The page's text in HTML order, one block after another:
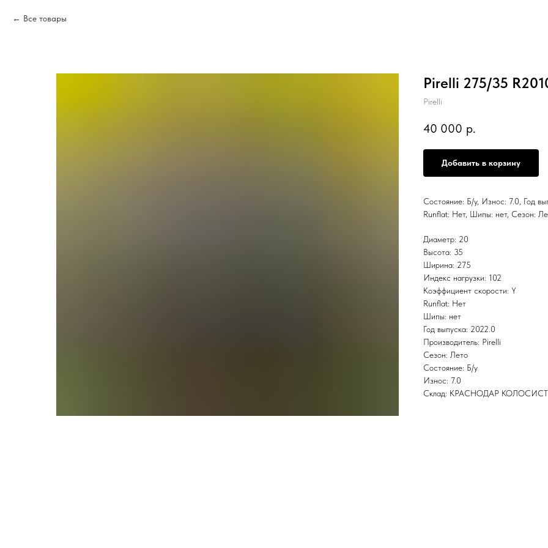
Все товары
Pirelli 275/35
Pirelli
40 000 р.
Добавить в корзину
Состояние: Б/у, Износ: 7.0, Год
Runflat: Нет, Шипы: нет,
Диаметр: 20
Высота: 35
Ширина: 275
Индекс нагрузки: 102
Коэффициент скорости: Y
Runflat: Нет
Шипы: нет
Год выпуска: 2022.0
Производитель: Pirelli
Сезон: Лето
Состояние: Б/у
Износ: 7.0
Склад: КРАСНОДАР